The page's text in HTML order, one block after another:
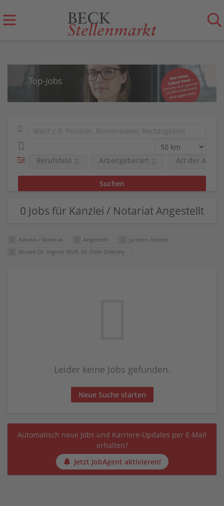
Berufsfeld Arbeitgeberart Art der
0 Jobs für Kanzlei / Notariat Angestellt
Kanzlei / Notariat Angestellt
Juristen-Stellen
Notare Dr. Ingmar Wolf, Dr. Felix Odersky
Leider keine Jobs gefunden.
Neue Suche starten
Automatisch neue Jobs und Karriere-Updates per E-Mail
erhalten?
Jetzt JobAgent aktivieren!